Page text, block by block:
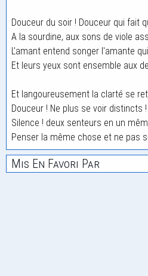
Douceur du soir ! Douceur qui fait
A la sourdine, aux sons de viole
L'amant entend songer l'amante
Et leurs yeux sont ensemble aux
Et langoureusement la clarté se
Douceur ! Ne plus se voir distincts
Silence ! deux senteurs en un
Penser la même chose et ne pas
Mis En Favori Par